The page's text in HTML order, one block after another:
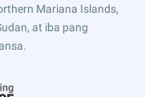
Mariana Islands,
at iba pang